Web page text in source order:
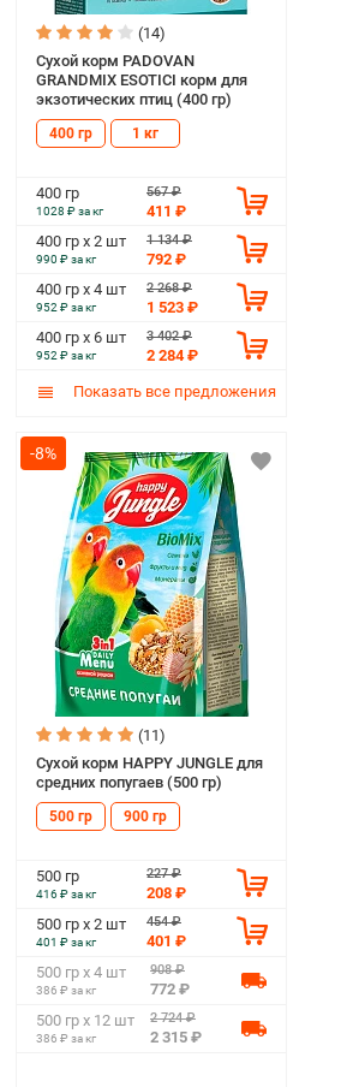
(14)
Сухой корм PADOVAN
GRANDMIX ESOTICI корм для
экзотических птиц (400 гр)
400 гр 1 кг
400 гр
1028 ₽ за кг
567 ₽
411 ₽
400 гр х 2 шт
990 ₽ за кг
1 134 ₽
792 ₽
400 гр х 4 шт
952 ₽ за кг
2 268 ₽
1 523 ₽
400 гр х 6 шт
952 ₽ за кг
3 402 ₽
2 284 ₽
Показать все предложения
-8%
(11)
Сухой корм HAPPY JUNGLE для
средних попугаев (500 гр)
500 гр 900 гр
500 гр
416 ₽ за кг
227 ₽
208 ₽
500 гр х 2 шт
401 ₽ за кг
454 ₽
401 ₽
500 гр х 4 шт
386 ₽ за кг
908 ₽
772 ₽
500 гр х 12 шт
386 ₽ за кг
2 724 ₽
2 315 ₽